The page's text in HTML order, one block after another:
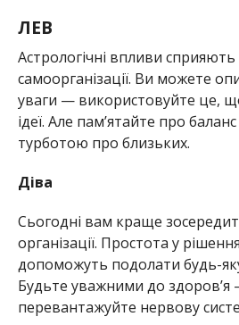
ЛЕВ
Астрологічні впливи сприяють
самоорганізації. Ви можете
уваги — використовуйте це,
ідеї. Але пам’ятайте про
турботою про близьких.
Діва
Сьогодні вам краще
організації. Простота у
допоможуть подолати будь-
Будьте уважними до здоров’я
перевантажуйте нервову